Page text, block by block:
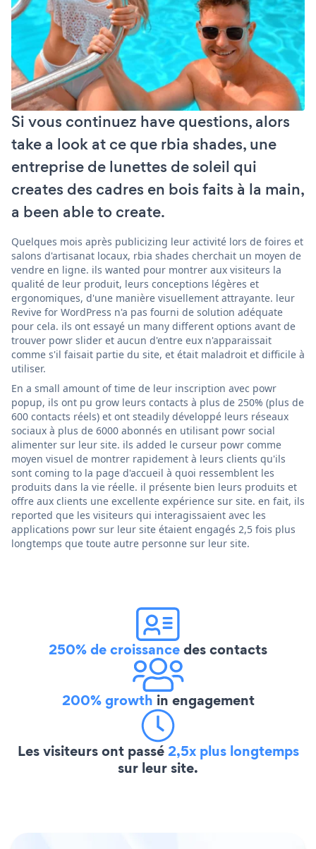
Si vous continuez have questions, alors
take a look at ce que rbia shades, une
entreprise de lunettes de soleil qui
creates des cadres en bois faits à la main,
a been able to create.
Quelques mois après publicizing leur activité lors de foires et
salons d'artisanat locaux, rbia shades cherchait un moyen de
vendre en ligne. ils wanted pour montrer aux visiteurs la
qualité de leur produit, leurs conceptions légères et
ergonomiques, d'une manière visuellement attrayante. leur
Revive for WordPress n'a pas fourni de solution adéquate
pour cela. ils ont essayé un many different options avant de
trouver powr slider et aucun d'entre eux n'apparaissait
comme s'il faisait partie du site, et était maladroit et difficile à
utiliser.
En a small amount of time de leur inscription avec powr
popup, ils ont pu grow leurs contacts à plus de 250% (plus de
600 contacts réels) et ont steadily développé leurs réseaux
sociaux à plus de 6000 abonnés en utilisant powr social
alimenter sur leur site. ils added le curseur powr comme
moyen visuel de montrer rapidement à leurs clients qu'ils
sont coming to la page d'accueil à quoi ressemblent les
produits dans la vie réelle. il présente bien leurs produits et
offre aux clients une excellente expérience sur site. en fait, ils
reported que les visiteurs qui interagissaient avec les
applications powr sur leur site étaient engagés 2,5 fois plus
longtemps que toute autre personne sur leur site.
250% de croissancedes contacts
200% growth in engagement
Les visiteurs ont passé2,5x plus longtemps
sur leur site.